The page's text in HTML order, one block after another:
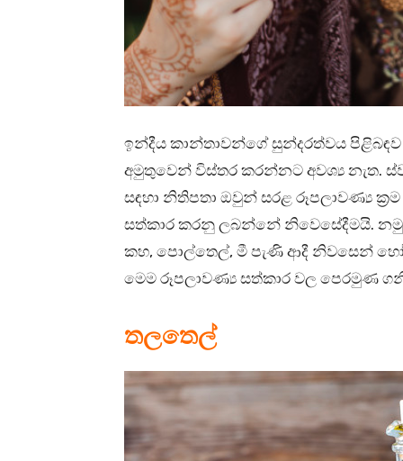
ඉන්දීය කාන්තාවන්ගේ සුන්දරත්වය පිළිබඳව
අමුතුවෙන් විස්තර කරන්නට අවශ්‍ය නැත.
සඳහා නිතිපතා ඔවුන් සරළ රූපලාවණ්‍ය
සත්කාර කරනු ලබන්නේ නිවෙසේදීමයි.
කහ, පොල්තෙල්, මී පැණි ආදී නිවසෙන් හෝ
මෙම රූපලාවණ්‍ය සත්කාර වල පෙරමුණ
තලතෙල්